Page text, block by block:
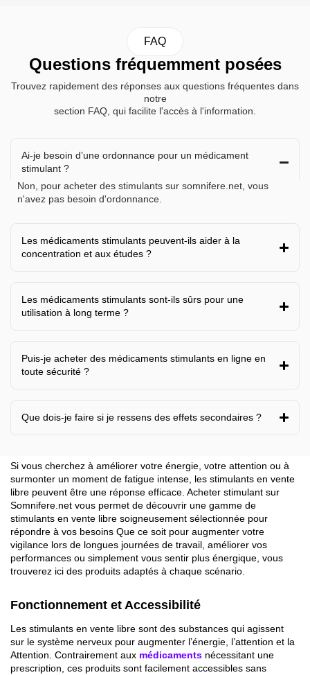
FAQ
Questions fréquemment posées
Trouvez rapidement des réponses aux questions fréquentes dans
notre
section FAQ, qui facilite l'accès à l'information.
Ai-je besoin d’une ordonnance pour un médicament
stimulant ?
Non, pour acheter des stimulants sur somnifere.net, vous
n'avez pas besoin d'ordonnance.
Les médicaments stimulants peuvent-ils aider à la
concentration et aux études ?
Les médicaments stimulants sont-ils sûrs pour une
utilisation à long terme ?
Puis-je acheter des médicaments stimulants en ligne en
toute sécurité ?
Que dois-je faire si je ressens des effets secondaires ?
Si vous cherchez à améliorer votre énergie, votre attention ou à
surmonter un moment de fatigue intense, les stimulants en vente
libre peuvent être une réponse efficace. Acheter stimulant sur
Somnifere.net vous permet de découvrir une gamme de
stimulants en vente libre soigneusement sélectionnée pour
répondre à vos besoins Que ce soit pour augmenter votre
vigilance lors de longues journées de travail, améliorer vos
performances ou simplement vous sentir plus énergique, vous
trouverez ici des produits adaptés à chaque scénario.
Fonctionnement et Accessibilité
Les stimulants en vente libre sont des substances qui agissent
sur le système nerveux pour augmenter l’énergie, l’attention et la
Attention. Contrairement aux médicaments nécessitant une
prescription, ces produits sont facilement accessibles sans